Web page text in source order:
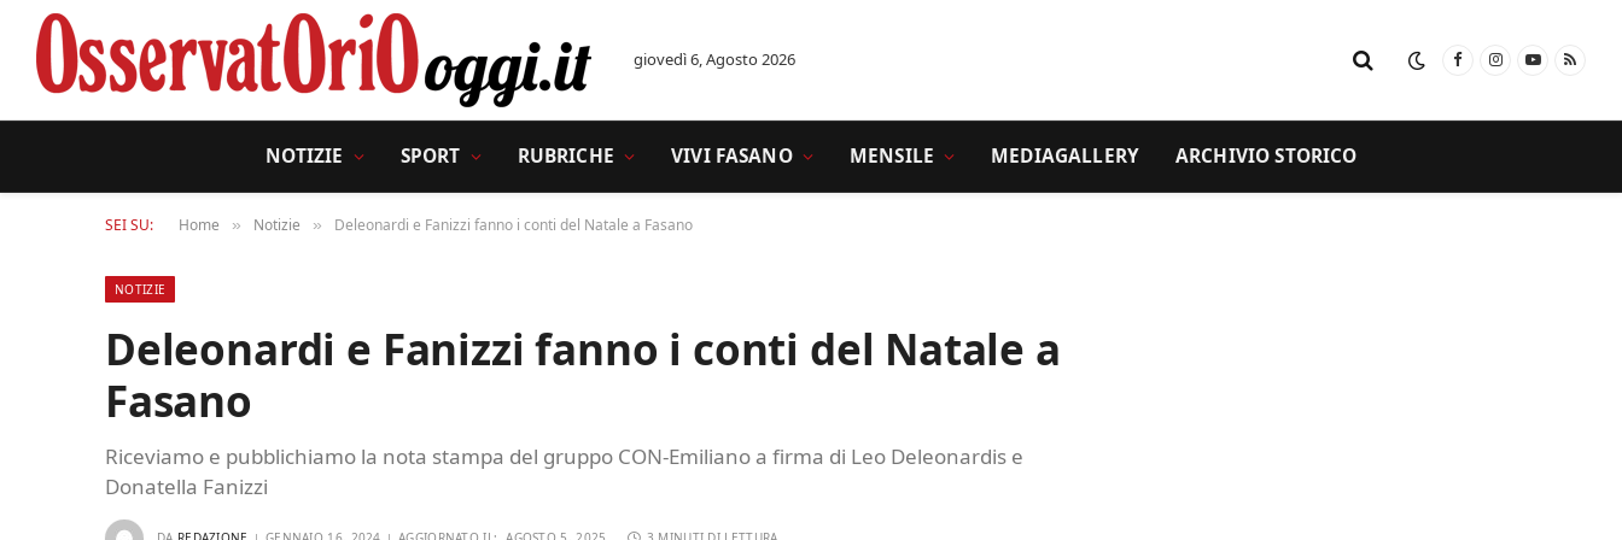
giovedì 6, Agosto 2026 FacebookInstagram
YouTube
RSS
NOTIZIE SPORT RUBRICHE VIVI FASANO MENSILE MEDIAGALLERY ARCHIVIO STORICO
SEI SU: Home » Notizie » Deleonardi e Fanizzi fanno i conti del Natale a Fasano
NOTIZIE
Deleonardi e Fanizzi fanno i conti del Natale a
Fasano
Riceviamo e pubblichiamo la nota stampa del gruppo CON-Emiliano a firma di Leo Deleonardis e
Donatella Fanizzi